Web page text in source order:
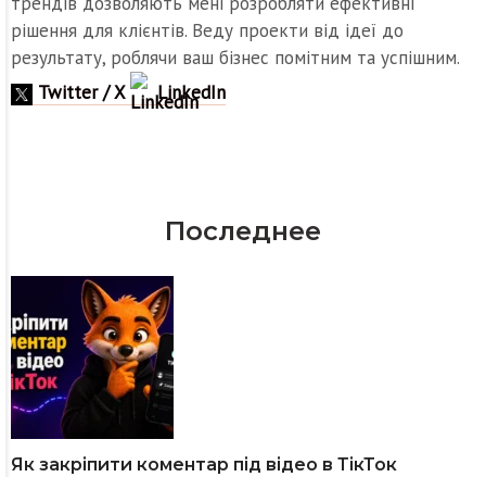
рішення для клієнтів. Веду проекти від ідеї до
результату, роблячи ваш бізнес помітним та успішним.
Twitter / X
LinkedIn
Последнее
Як закріпити коментар під відео в ТікТок